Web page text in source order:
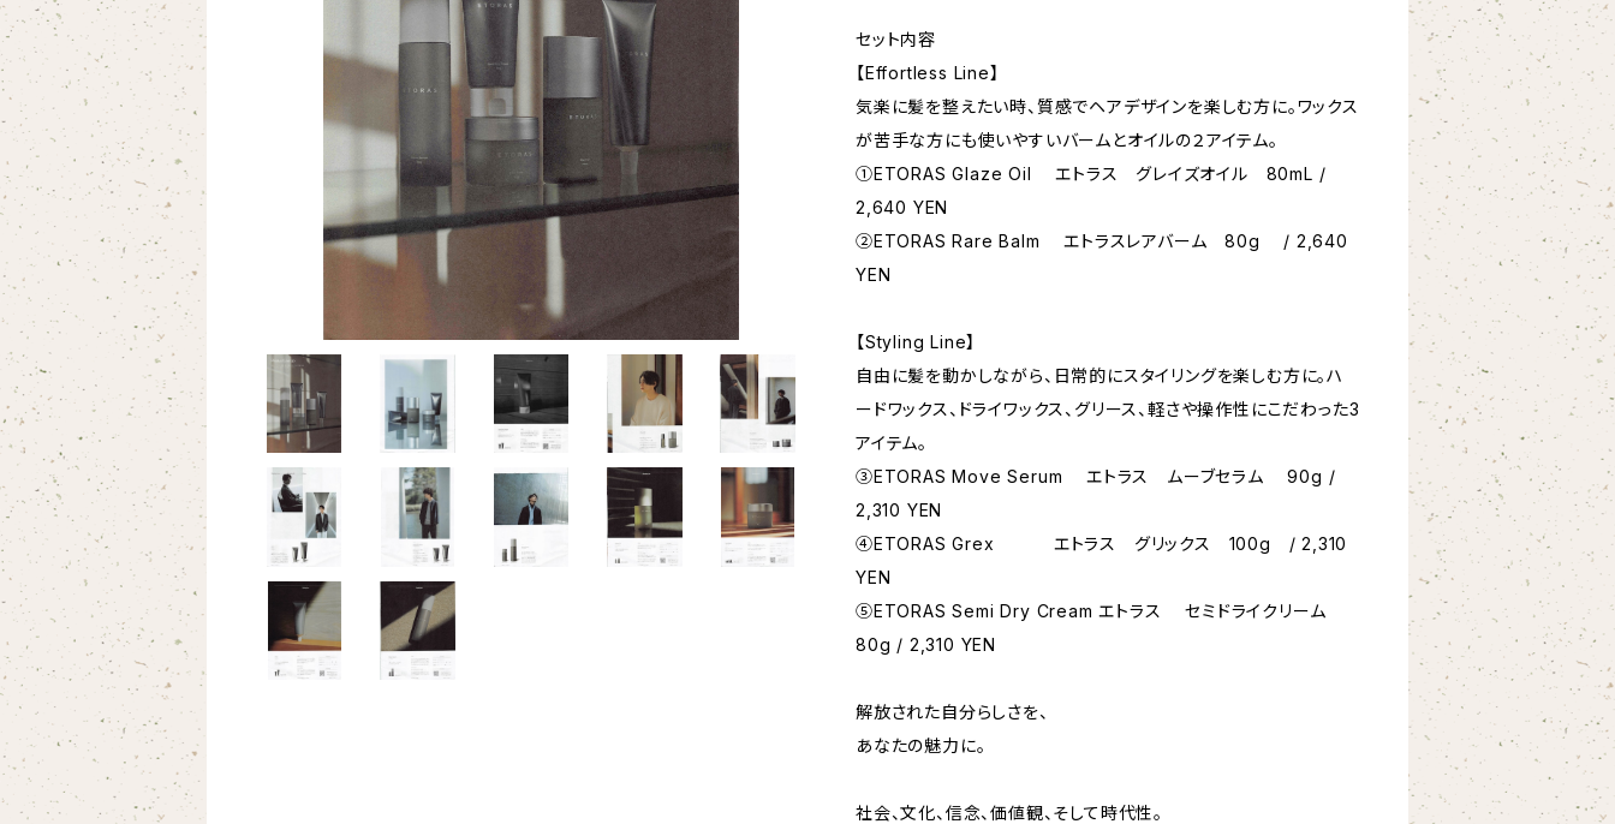
セット内容
【Effortless Line】
気楽に髪を整えたい時、質感でヘアデザインを楽しむ方に。ワックス
が苦手な方にも使いやすいバームとオイルの２アイテム。
①ETORAS Glaze Oil エトラス グレイズオイル 80mL /
2,640 YEN
②ETORAS Rare Balm エトラスレアバーム 80g / 2,640
YEN
【Styling Line】
自由に髪を動かしながら、日常的にスタイリングを楽しむ方に。ハ
ードワックス、ドライワックス、グリース、軽さや操作性にこだわった3
アイテム。
③ETORAS Move Serum エトラス ムーブセラム 90g /
2,310 YEN
④ETORAS Grex エトラス グリックス 100g / 2,310
YEN
⑤ETORAS Semi Dry Cream エトラス セミドライクリーム
80g / 2,310 YEN
解放された自分らしさを、
あなたの魅力に。
社会、文化、信念、価値観、そして時代性。